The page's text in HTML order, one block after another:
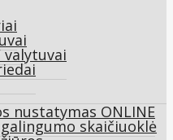
nustatymas ONLINE
skaičiuoklė